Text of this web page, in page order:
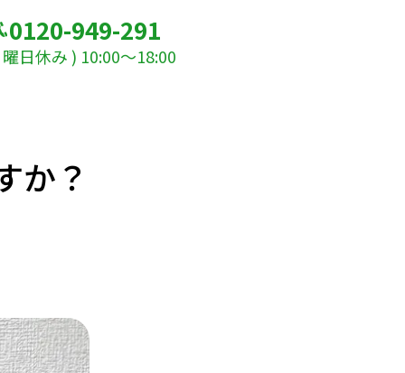
0120-949-291
日休み ) 10:00～18:00
か？